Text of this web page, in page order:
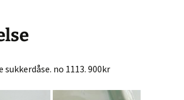
no 1113. 900kr